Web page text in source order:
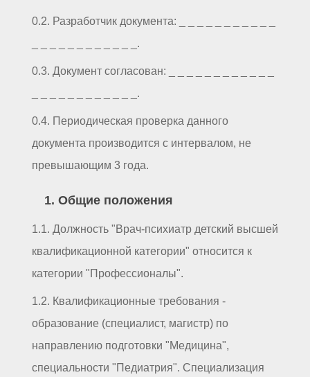
0.2. Разработчик документа: _ _ _ _ _ _ _ _ _ _ _
_ _ _ _ _ _ _ _ _ _ _ _.
0.3. Документ согласован: _ _ _ _ _ _ _ _ _ _ _ _
_ _ _ _ _ _ _ _ _ _ _ _.
0.4. Периодическая проверка данного
документа производится с интервалом, не
превышающим 3 года.
1. Общие положения
1.1. Должность "Врач-психиатр детский высшей
квалификационной категории" относится к
категории "Профессионалы".
1.2. Квалификационные требования -
образование (специалист, магистр) по
направлению подготовки "Медицина",
специальности "Педиатрия". Специализация